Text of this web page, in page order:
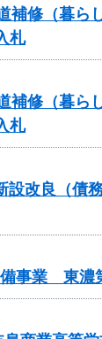
修（暮ら
札
修（暮ら
札
改良（債
事業 東濃